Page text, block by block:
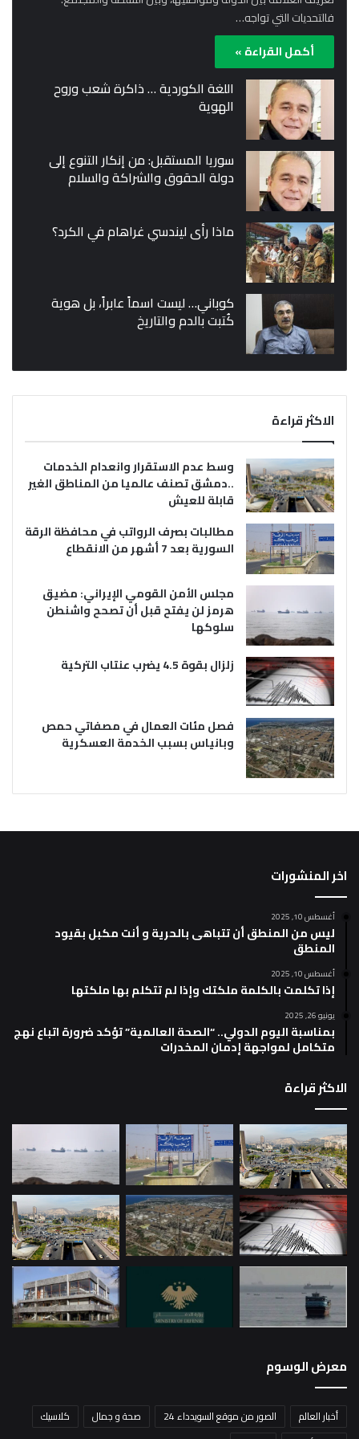
فالتحديات التي تواجه…
أكمل القراءة »
اللغة الكوردية … ذاكرة شعب وروح
الهوية
سوريا المستقبل: من إنكار التنوع إلى
دولة الحقوق والشراكة والسلام
ماذا رأى ليندسي غراهام في الكرد؟
كوباني… ليست اسماً عابراً، بل هوية
كُتبت بالدم والتاريخ
الاكثر قراءة
وسط عدم الاستقرار وانعدام الخدمات
..دمشق تصنف عالميا من المناطق الغير
قابلة للعيش
مطالبات بصرف الرواتب في محافظة الرقة
السورية بعد 7 أشهر من الانقطاع
مجلس الأمن القومي الإيراني: مضيق
هرمز لن يفتح قبل أن تصحح واشنطن
سلوكها
زلزال بقوة 4.5 يضرب عنتاب التركية
فصل مئات العمال في مصفاتي حمص
وبانياس بسبب الخدمة العسكرية
اخر المنشورات
أغسطس 10, 2025
ليس من المنطق أن تتباهى بالحرية و أنت مكبل بقيود
المنطق
أغسطس 10, 2025
إذا تكلمت بالكلمة ملكتك وإذا لم تتكلم بها ملكتها
يونيو 26, 2025
بمناسبة اليوم الدولي.. “الصحة العالمية” تؤكد ضرورة اتباع نهج
متكامل لمواجهة إدمان المخدرات
الاكثر قراءة
معرض الوسوم
أخبار العالم الصور من موقع السويدداء 24 صحة و جمال
كلاسيك